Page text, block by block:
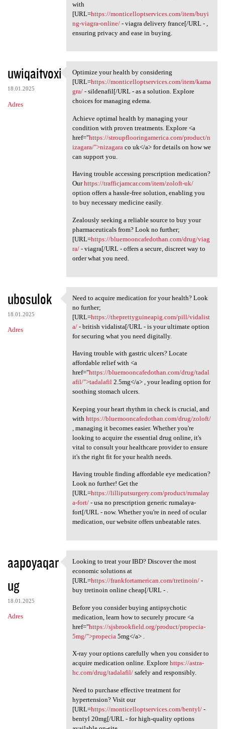
with
[URL=https://monticelloptservices.com/item/buyi
ng-viagra-online/- viagra delivery france[/URL - ,
ensuring privacy and ease in buying.
uwiqaitvoxi
18.01.2025
Adres
Optimize your health by
Optimize your health by considering
[URL=https://monticelloptservices.com/item/kama
gra/- sildenafil[/URL - as a solution. Explore
choices for managing edema.
Achieve optimal health by managing your
condition with proven treatments. Explore <a
href="https://stroupflooringamerica.com/product/n
izagara/">nizagara co uk</a> for details on how we
can support you.
Having trouble accessing prescription medication?
Ourhttps://trafficjamcar.com/item/zoloft-uk/
option offers a hassle-free solution, enabling you
to buy necessary medicine easily.
Zealously seeking a reliable source to buy your
pharmaceuticals from? Look no further;
[URL=https://bluemooncafedothan.com/drug/viag
ra/- viagra[/URL - offers a secure, discreet way to
order what you need.
ubosulok
18.01.2025
Adres
Need to acquire medication
Need to acquire medication for your health? Look
no further;
[URL=https://theprettyguineapig.com/pill/vidalist
a/- british vidalista[/URL - is your ultimate option
for securing what you need digitally.
Having trouble with gastric ulcers? Locate
affordable relief with <a
href="https://bluemooncafedothan.com/drug/tadal
afil/">tadalafil2.5mg</a> , your leading option for
soothing stomach ulcers.
Keeping your heart rhythm in check is crucial, and
with https://bluemooncafedothan.com/drug/zoloft/
, managing it becomes easier. Whether you're
looking to acquire the essential drug online, it's
vital to consult your healthcare provider to ensure
it's the right fit for your health needs.
Having trouble finding affordable eye medication?
Look no further! Get the
[URL=https://lilliputsurgery.com/product/rumalay
a-fort/- usa no prescription generic rumalaya-
fort[/URL - now. Whether you're in need of ocular
medication, our website offers unbeatable rates.
aapoyaqar
ug
18.01.2025
Adres
Looking to treat your IBD?
Looking to treat your IBD? Discover the most
economic solutions at
[URL=https://frankfortamerican.com/tretinoin/-
buy tretinoin online cheap[/URL - .
Before you consider buying antipsychotic
medication, learn how to securely procure <a
href="https://sjsbrookfield.org/product/propecia-
5mg/">propecia 5mg</a> .
X-ray your options carefully when you consider to
acquire medication online. Explore https://astra-
hc.com/drug/tadalafil/safely and responsibly.
Need to purchase effective treatment for
hypertension? Visit our
[URL=https://monticelloptservices.com/bentyl/-
bentyl 20mg[/URL - for high-quality options